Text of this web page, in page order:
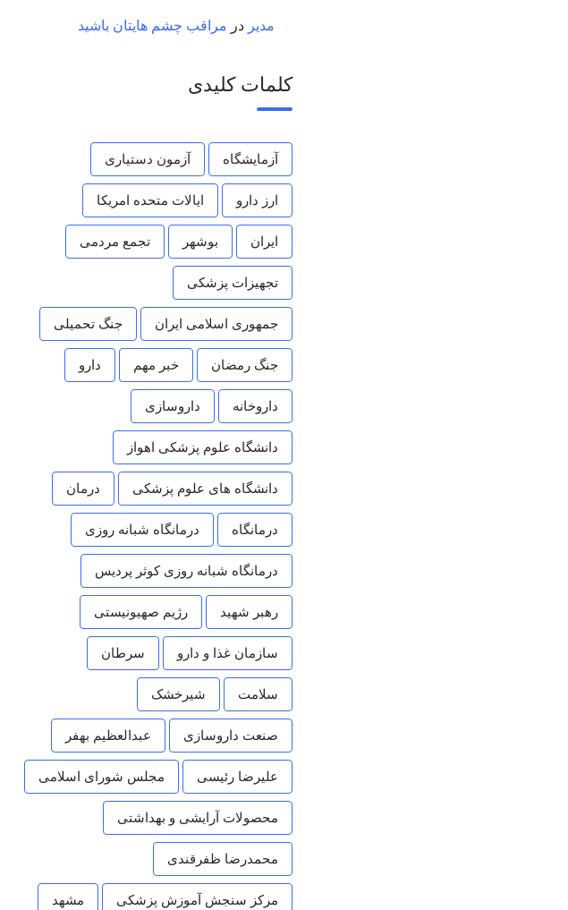
مدیر در مراقب چشم هایتان باشید
کلمات کلیدی
آزمایشگاه آزمون دستیاری
ارز دارو ایالات متحده امریکا
ایران بوشهر تجمع مردمی
تجهیزات پزشکی
جمهوری اسلامی ایران جنگ تحمیلی
جنگ رمضان خبر مهم دارو
داروخانه داروسازی
دانشگاه علوم پزشکی اهواز
دانشگاه های علوم پزشکی درمان
درمانگاه درمانگاه شبانه روزی
درمانگاه شبانه روزی کوثر پردیس
رهبر شهید رژیم صهیونیستی
سازمان غذا و دارو سرطان
سلامت شیرخشک
صنعت داروسازی عبدالعظیم بهفر
علیرضا رئیسی مجلس شورای اسلامی
محصولات آرایشی و بهداشتی
محمدرضا ظفرقندی
مرکز سنجش آموزش پزشکی مشهد